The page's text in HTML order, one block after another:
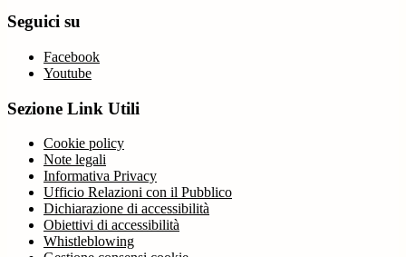
Seguici su
Facebook
Youtube
Sezione Link Utili
Cookie policy
Note legali
Informativa Privacy
Ufficio Relazioni con il Pubblico
Dichiarazione di accessibilità
Obiettivi di accessibilità
Whistleblowing